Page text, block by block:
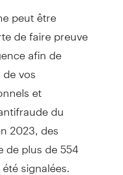
peut être
de faire preuve
afin de
vos
et
du
2023, des
de plus de 554
signalées.